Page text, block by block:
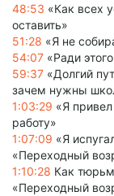
48:53 «Как всех
оставить»
51:28 «Я не
54:07 «Ради
59:37 «Долгий
зачем нужны
1:03:29 «Я
работу»
1:07:09 «Я
«Переходный
1:10:28 Как
«Переходный